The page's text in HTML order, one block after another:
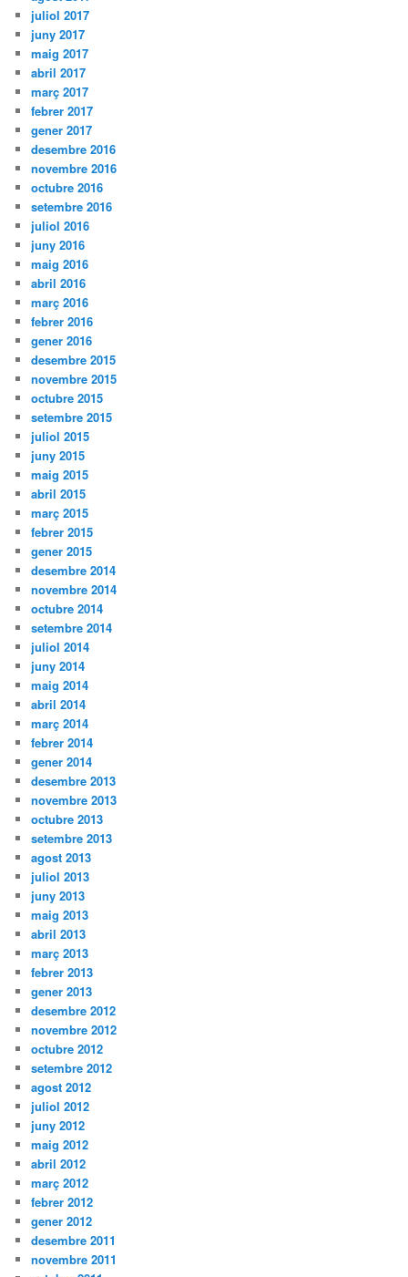
juliol 2017
juny 2017
maig 2017
abril 2017
març 2017
febrer 2017
gener 2017
desembre 2016
novembre 2016
octubre 2016
setembre 2016
juliol 2016
juny 2016
maig 2016
abril 2016
març 2016
febrer 2016
gener 2016
desembre 2015
novembre 2015
octubre 2015
setembre 2015
juliol 2015
juny 2015
maig 2015
abril 2015
març 2015
febrer 2015
gener 2015
desembre 2014
novembre 2014
octubre 2014
setembre 2014
juliol 2014
juny 2014
maig 2014
abril 2014
març 2014
febrer 2014
gener 2014
desembre 2013
novembre 2013
octubre 2013
setembre 2013
agost 2013
juliol 2013
juny 2013
maig 2013
abril 2013
març 2013
febrer 2013
gener 2013
desembre 2012
novembre 2012
octubre 2012
setembre 2012
agost 2012
juliol 2012
juny 2012
maig 2012
abril 2012
març 2012
febrer 2012
gener 2012
desembre 2011
novembre 2011